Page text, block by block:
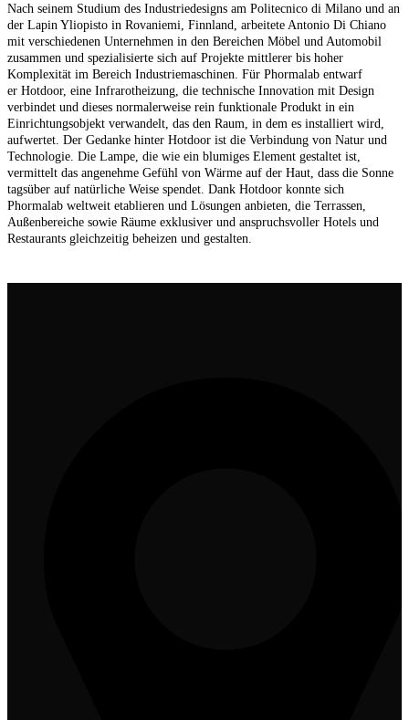
Nach seinem Studium des Industriedesigns am Politecnico di Milano und an
der Lapin Yliopisto in Rovaniemi, Finnland, arbeitete Antonio Di Chiano
mit verschiedenen Unternehmen in den Bereichen Möbel und Automobil
zusammen und spezialisierte sich auf Projekte mittlerer bis hoher
Komplexität im Bereich Industriemaschinen. Für Phormalab entwarf
er Hotdoor, eine Infrarotheizung, die technische Innovation mit Design
verbindet und dieses normalerweise rein funktionale Produkt in ein
Einrichtungsobjekt verwandelt, das den Raum, in dem es installiert wird,
aufwertet. Der Gedanke hinter Hotdoor ist die Verbindung von Natur und
Technologie. Die Lampe, die wie ein blumiges Element gestaltet ist,
vermittelt das angenehme Gefühl von Wärme auf der Haut, dass die Sonne
tagsüber auf natürliche Weise spendet. Dank Hotdoor konnte sich
Phormalab weltweit etablieren und Lösungen anbieten, die Terrassen,
Außenbereiche sowie Räume exklusiver und anspruchsvoller Hotels und
Restaurants gleichzeitig beheizen und gestalten.